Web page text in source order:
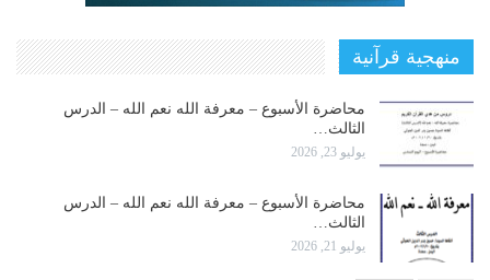
منهجية قرآنية
محاضرة الأسبوع – معرفة الله نعم الله – الدرس
الثالث…
يوليو 23, 2026
محاضرة الأسبوع – معرفة الله نعم الله – الدرس
الثالث…
يوليو 21, 2026